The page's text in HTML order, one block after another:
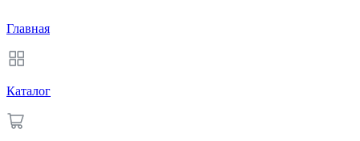
Главная
Каталог